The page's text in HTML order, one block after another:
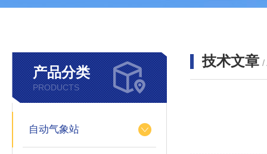
产品分类
PRODUCTS
自动气象站
技术文章 /